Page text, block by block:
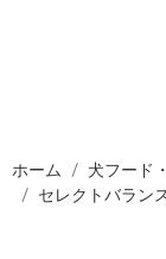
ホーム 犬フード
セレクトバラン